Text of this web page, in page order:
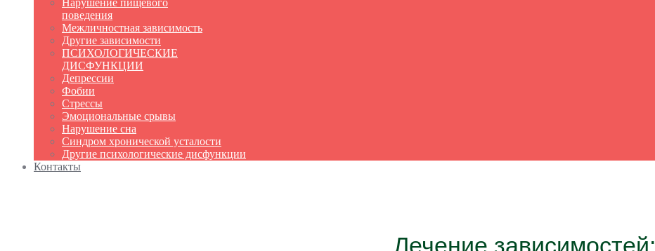
поведения
Межличностная зависимость
Другие зависимости
ПСИХОЛОГИЧЕСКИЕ
ДИСФУНКЦИИ
Депрессии
Фобии
Стрессы
Эмоциональные срывы
Нарушение сна
Синдром хронической усталости
Другие психологические дисфункции
Контакты
Лечение зависимостей: